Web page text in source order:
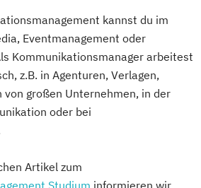
kannst du im
Eventmanagement oder
Kommunikationsmanager arbeitest
z.B. in Agenturen, Verlagen,
großen Unternehmen, in der
oder bei
Artikel zum
Studium informieren wir